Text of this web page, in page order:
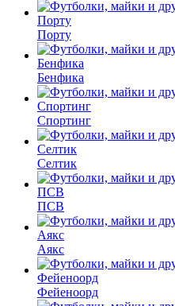
Порту
Бенфика
Спортинг
Селтик
ПСВ
Аякс
Фейеноорд